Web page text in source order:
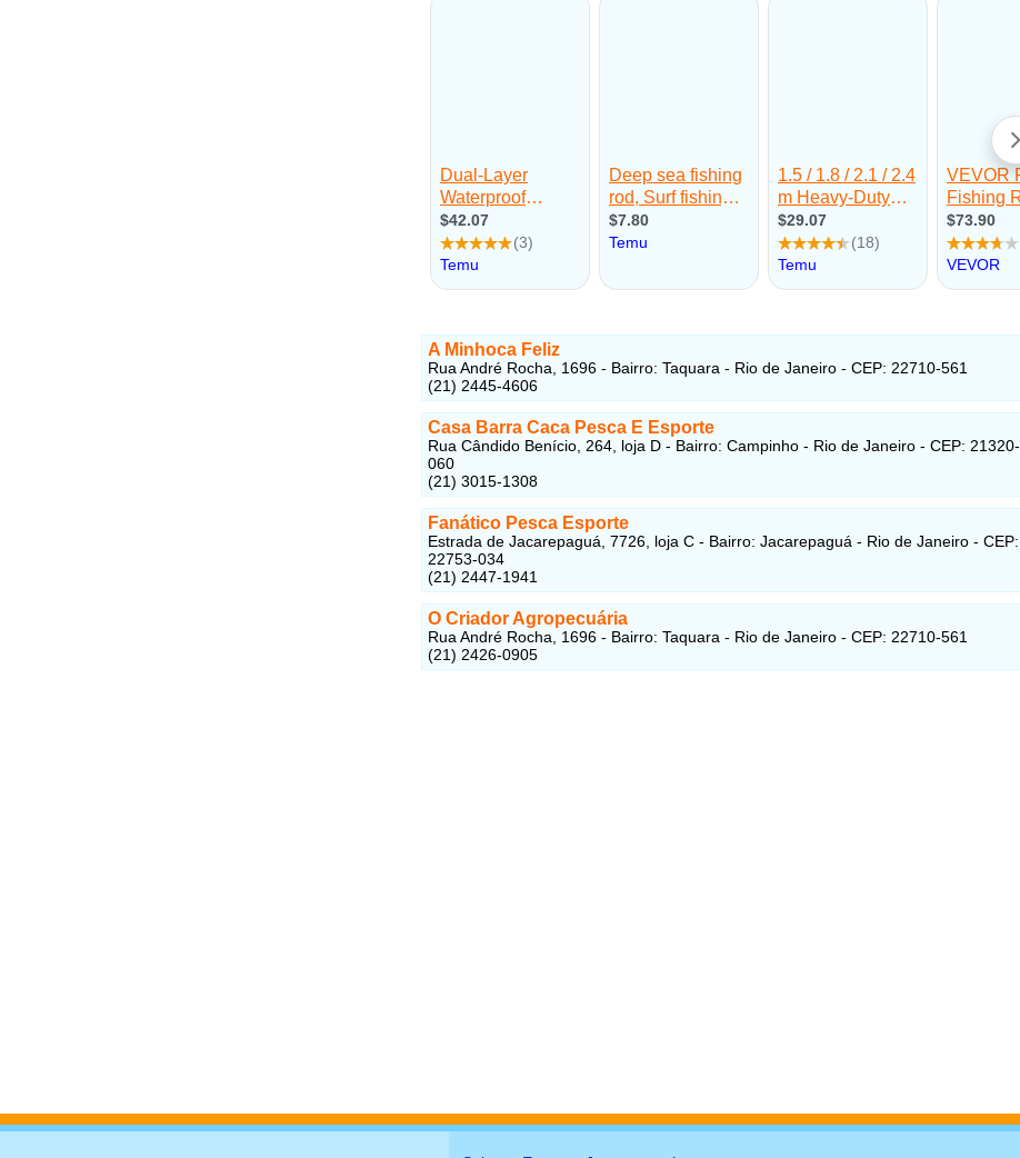
A Minhoca Feliz
Rua André Rocha, 1696 - Bairro: Taquara - Rio de Janeiro - CEP: 22710-561
(21) 2445-4606
Casa Barra Caca Pesca E Esporte
Rua Cândido Benício, 264, loja D - Bairro: Campinho - Rio de Janeiro - CEP: 21320-
060
(21) 3015-1308
Fanático Pesca Esporte
Estrada de Jacarepaguá, 7726, loja C - Bairro: Jacarepaguá - Rio de Janeiro - CEP:
22753-034
(21) 2447-1941
O Criador Agropecuária
Rua André Rocha, 1696 - Bairro: Taquara - Rio de Janeiro - CEP: 22710-561
(21) 2426-0905